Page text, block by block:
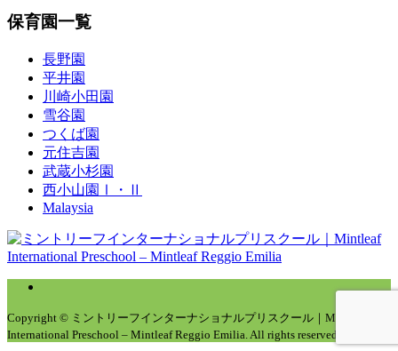
保育園一覧
長野園
平井園
川崎小田園
雪谷園
つくば園
元住吉園
武蔵小杉園
西小山園Ⅰ・Ⅱ
Malaysia
Copyright © ミントリーフインターナショナルプリスクール｜Mintleaf
International Preschool – Mintleaf Reggio Emilia. All rights reserved.